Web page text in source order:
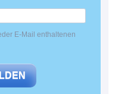
E-Mail enthaltenen